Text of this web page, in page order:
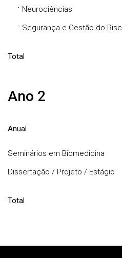
· Neurociências
· Segurança e Gestão do
Total
Ano 2
Anual
Seminários em Biomedicina
Dissertação / Projeto / Estágio
Total